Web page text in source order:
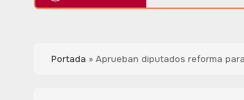
Portada » Aprueban diputados reforma